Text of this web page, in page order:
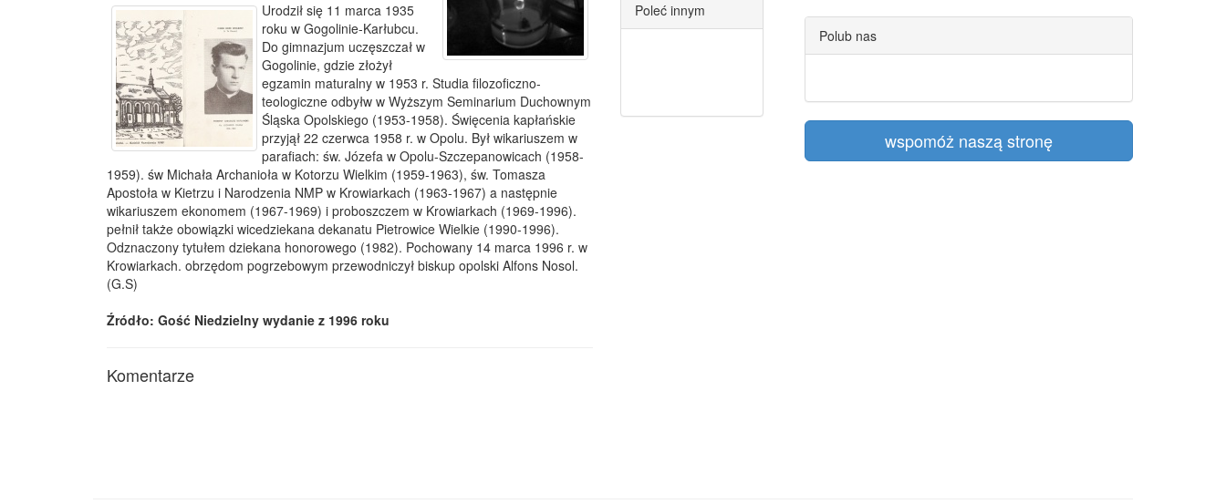
Urodził się 11 marca 1935
roku w Gogolinie-Karłubcu.
Do gimnazjum uczęszczał w
Gogolinie, gdzie złożył
egzamin maturalny w 1953 r. Studia filozoficzno-
teologiczne odbyłw w Wyższym Seminarium Duchownym
Śląska Opolskiego (1953-1958). Święcenia kapłańskie
przyjął 22 czerwca 1958 r. w Opolu. Był wikariuszem w
parafiach: św. Józefa w Opolu-Szczepanowicach (1958-
1959). św Michała Archanioła w Kotorzu Wielkim (1959-1963), św. Tomasza
Apostoła w Kietrzu i Narodzenia NMP w Krowiarkach (1963-1967) a następnie
wikariuszem ekonomem (1967-1969) i proboszczem w Krowiarkach (1969-1996).
pełnił także obowiązki wicedziekana dekanatu Pietrowice Wielkie (1990-1996).
Odznaczony tytułem dziekana honorowego (1982). Pochowany 14 marca 1996 r. w
Krowiarkach. obrzędom pogrzebowym przewodniczył biskup opolski Alfons Nosol.
(G.S)
Źródło: Gość Niedzielny wydanie z 1996 roku
Komentarze
Poleć innym
Polub nas
wspomóż naszą stronę